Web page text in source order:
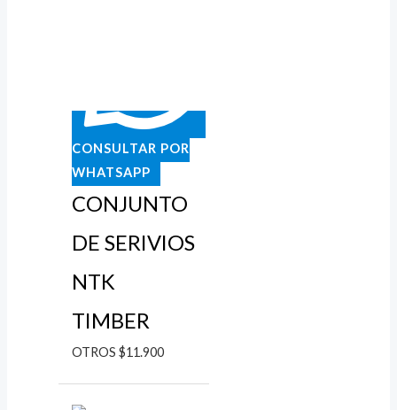
CONSULTAR POR
WHATSAPP
CONJUNTO
DE SERIVIOS
NTK
TIMBER
OTROS $11.900